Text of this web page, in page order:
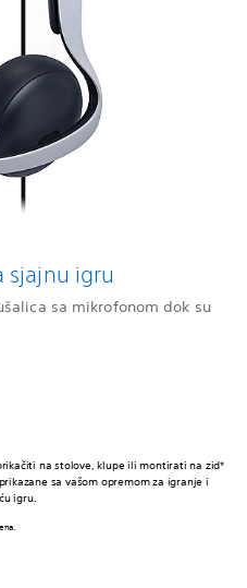
sjajnu igru
sa mikrofonom dok su
na stolove, klupe ili montirati na zid*
sa vašom opremom za igranje i
igru.